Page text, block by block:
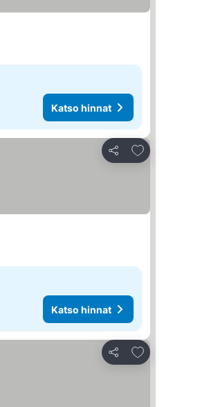
Katso hinnat
Jaa
Lisää suosikkeihin
Katso hinnat
Jaa
Lisää suosikkeihin